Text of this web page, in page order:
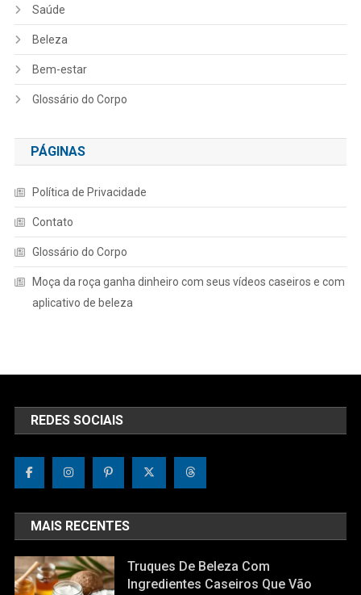
Saúde
Beleza
Bem-estar
Glossário do Corpo
PÁGINAS
Política de Privacidade
Contato
Glossário do Corpo
Moça da roça ganha dinheiro com seus vídeos caseiros e com
aplicativo de beleza
REDES SOCIAIS
MAIS RECENTES
Truques De Beleza Com
Ingredientes Caseiros Que Vão